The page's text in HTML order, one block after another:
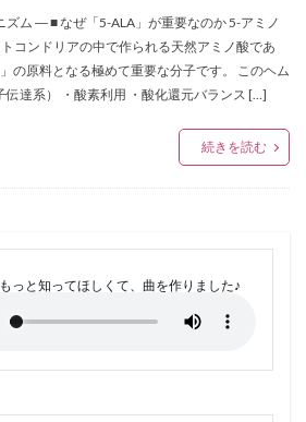
ム ― ■ なぜ「5-ALA」が重要なのか 5-アミノ
コンドリアの中で作られる天然アミノ酸であ
の原料となる極めて重要な分子です。 このヘム
伝達系） ・酸素利用 ・酸化還元バランス […]
続きを読む
っと知ってほしくて、曲を作りました♪